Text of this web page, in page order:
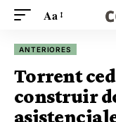
Aa
ANTERIORES
Torrent
construir